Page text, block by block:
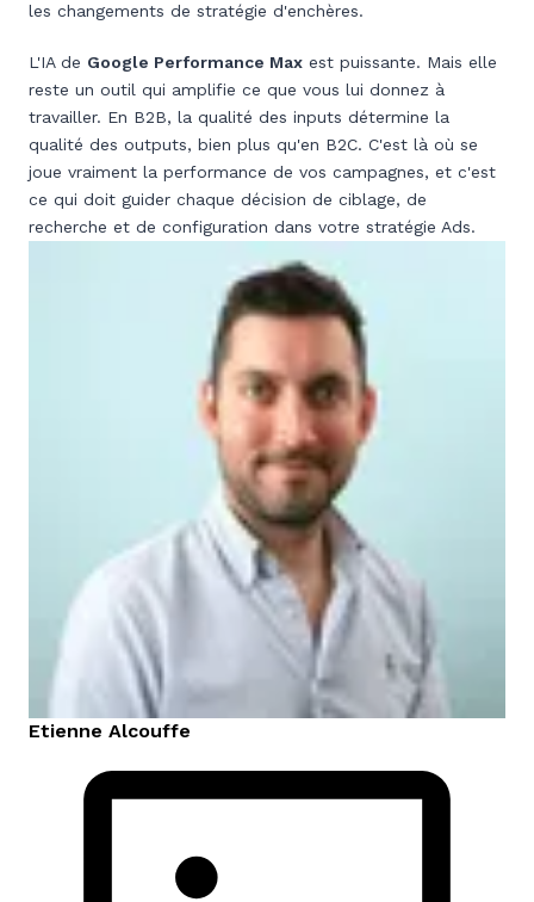
les changements de stratégie d'enchères.
L'IA de Google Performance Max est puissante. Mais elle
reste un outil qui amplifie ce que vous lui donnez à
travailler. En B2B, la qualité des inputs détermine la
qualité des outputs, bien plus qu'en B2C. C'est là où se
joue vraiment la performance de vos campagnes, et c'est
ce qui doit guider chaque décision de ciblage, de
recherche et de configuration dans votre stratégie Ads.
Etienne Alcouffe